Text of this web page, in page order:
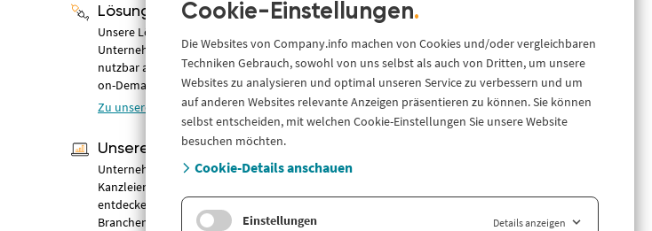
Lösungen
Unsere Lösungen für Compliance &
Unternehmensinformationen – flexibel
nutzbar als Online-Portal, API oder Data-
on-Demand.
Zu unseren Lösungen
Unsere Branchen
Unternehmensdaten & Compliance für
Kanzleien, Banken, Fintechs und mehr –
entdecken Sie unsere
Branchenlösungen.
Ressourcen
Über uns
Blog
LinkedIn
LinkedIn Newsletter
Support
Cookie-Einstellungen.
Die Websites von Company.info machen von Cookies und/oder vergleichbaren
Techniken Gebrauch, sowohl von uns selbst als auch von Dritten, um unsere
Websites zu analysieren und optimal unseren Service zu verbessern und um
auf anderen Websites relevante Anzeigen präsentieren zu können. Sie können
selbst entscheiden, mit welchen Cookie-Einstellungen Sie unsere Website
besuchen möchten.
Cookie-Details anschauen
Einstellungen Details anzeigen